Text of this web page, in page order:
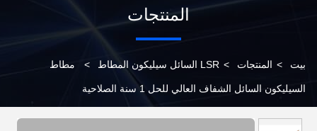
المنتجات
بيت > المنتجات > LSR السائل سيليكون المطاط > مطاط
السيليكون السائل الشفاف العالي للحل 1 سنة الصلاحية